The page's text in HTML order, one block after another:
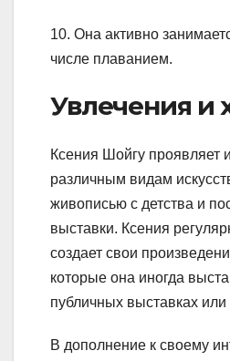
10. Она активно
числе плаванием.
Увлечения и
Ксения Шойгу проявляет
различным видам
живописью с детства и
выставки. Ксения
создает свои
которые она иногда
публичных выставках или
В дополнение к своему